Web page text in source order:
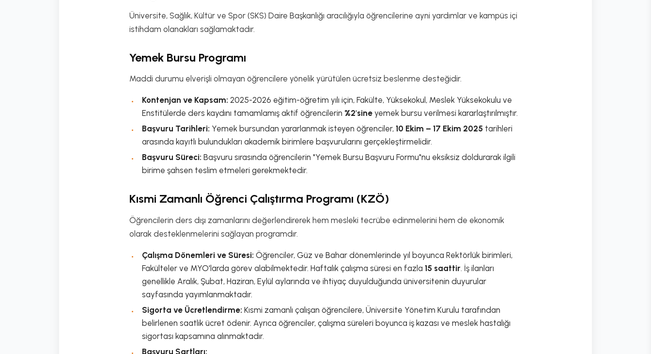
Üniversite, Sağlık, Kültür ve Spor (SKS) Daire Başkanlığı aracılığıyla öğrencilerine ayni yardımlar ve kampüs içi
istihdam olanakları sağlamaktadır.
Yemek Bursu Programı
Maddi durumu elverişli olmayan öğrencilere yönelik yürütülen ücretsiz beslenme desteğidir.
Kontenjan ve Kapsam: 2025-2026 eğitim-öğretim yılı için, Fakülte, Yüksekokul, Meslek Yüksekokulu ve
Enstitülerde ders kaydını tamamlamış aktif öğrencilerin %2'sineyemek bursu verilmesi kararlaştırılmıştır.
Başvuru Tarihleri: Yemek bursundan yararlanmak isteyen öğrenciler, 10 Ekim – 17 Ekim 2025 tarihleri
arasında kayıtlı bulundukları akademik birimlere başvurularını gerçekleştirmelidir.
Başvuru Süreci: Başvuru sırasında öğrencilerin "Yemek Bursu Başvuru Formu"nu eksiksiz doldurarak ilgili
birime şahsen teslim etmeleri gerekmektedir.
Kısmi Zamanlı Öğrenci Çalıştırma Programı (KZÖ)
Öğrencilerin ders dışı zamanlarını değerlendirerek hem mesleki tecrübe edinmelerini hem de ekonomik
olarak desteklenmelerini sağlayan programdır.
Çalışma Dönemleri ve Süresi: Öğrenciler, Güz ve Bahar dönemlerinde yıl boyunca Rektörlük birimleri,
Fakülteler ve MYO'larda görev alabilmektedir. Haftalık çalışma süresi en fazla 15 saattir. İş ilanları
genellikle Aralık, Şubat, Haziran, Eylül aylarında ve ihtiyaç duyulduğunda üniversitenin duyurular
sayfasında yayımlanmaktadır.
Sigorta ve Ücretlendirme: Kısmi zamanlı çalışan öğrencilere, Üniversite Yönetim Kurulu tarafından
belirlenen saatlik ücret ödenir. Ayrıca öğrenciler, çalışma süreleri boyunca iş kazası ve meslek hastalığı
sigortası kapsamına alınmaktadır.
Başvuru Şartları: